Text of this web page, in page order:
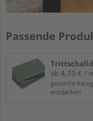
Passende
ab 4,70 € /
gesamte
entdecken